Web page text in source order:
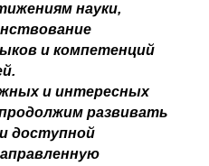
науки,
и компетенций
и интересных
развивать
доступной